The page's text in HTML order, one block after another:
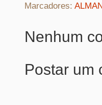
Marcadores:
Nenhum
Postar um